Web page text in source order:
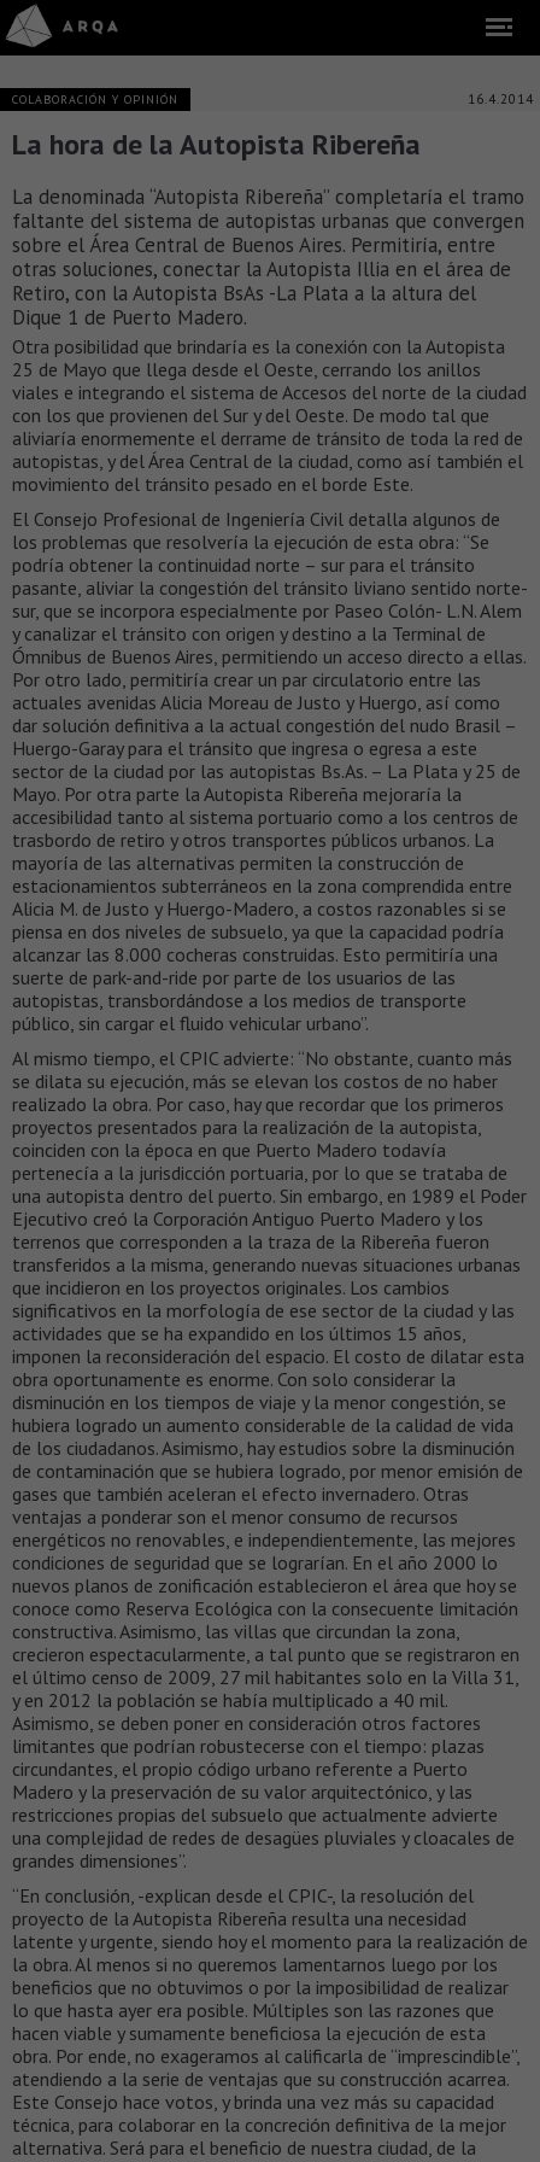
COLABORACIÓN Y OPINIÓN 16.4.2014
La hora de la Autopista Ribereña
La denominada “Autopista Ribereña” completaría el tramo
faltante del sistema de autopistas urbanas que convergen
sobre el Área Central de Buenos Aires. Permitiría, entre
otras soluciones, conectar la Autopista Illia en el área de
Retiro, con la Autopista BsAs -La Plata a la altura del
Dique 1 de Puerto Madero.
Otra posibilidad que brindaría es la conexión con la Autopista
25 de Mayo que llega desde el Oeste, cerrando los anillos
viales e integrando el sistema de Accesos del norte de la ciudad
con los que provienen del Sur y del Oeste. De modo tal que
aliviaría enormemente el derrame de tránsito de toda la red de
autopistas, y del Área Central de la ciudad, como así también el
movimiento del tránsito pesado en el borde Este.
El Consejo Profesional de Ingeniería Civil detalla algunos de
los problemas que resolvería la ejecución de esta obra: “Se
podría obtener la continuidad norte – sur para el tránsito
pasante, aliviar la congestión del tránsito liviano sentido norte-
sur, que se incorpora especialmente por Paseo Colón- L.N. Alem
y canalizar el tránsito con origen y destino a la Terminal de
Ómnibus de Buenos Aires, permitiendo un acceso directo a ellas.
Por otro lado, permitiría crear un par circulatorio entre las
actuales avenidas Alicia Moreau de Justo y Huergo, así como
dar solución definitiva a la actual congestión del nudo Brasil –
Huergo-Garay para el tránsito que ingresa o egresa a este
sector de la ciudad por las autopistas Bs.As. – La Plata y 25 de
Mayo. Por otra parte la Autopista Ribereña mejoraría la
accesibilidad tanto al sistema portuario como a los centros de
trasbordo de retiro y otros transportes públicos urbanos. La
mayoría de las alternativas permiten la construcción de
estacionamientos subterráneos en la zona comprendida entre
Alicia M. de Justo y Huergo-Madero, a costos razonables si se
piensa en dos niveles de subsuelo, ya que la capacidad podría
alcanzar las 8.000 cocheras construidas. Esto permitiría una
suerte de park-and-ride por parte de los usuarios de las
autopistas, transbordándose a los medios de transporte
público, sin cargar el fluido vehicular urbano”.
Al mismo tiempo, el CPIC advierte: “No obstante, cuanto más
se dilata su ejecución, más se elevan los costos de no haber
realizado la obra. Por caso, hay que recordar que los primeros
proyectos presentados para la realización de la autopista,
coinciden con la época en que Puerto Madero todavía
pertenecía a la jurisdicción portuaria, por lo que se trataba de
una autopista dentro del puerto. Sin embargo, en 1989 el Poder
Ejecutivo creó la Corporación Antiguo Puerto Madero y los
terrenos que corresponden a la traza de la Ribereña fueron
transferidos a la misma, generando nuevas situaciones urbanas
que incidieron en los proyectos originales. Los cambios
significativos en la morfología de ese sector de la ciudad y las
actividades que se ha expandido en los últimos 15 años,
imponen la reconsideración del espacio. El costo de dilatar esta
obra oportunamente es enorme. Con solo considerar la
disminución en los tiempos de viaje y la menor congestión, se
hubiera logrado un aumento considerable de la calidad de vida
de los ciudadanos. Asimismo, hay estudios sobre la disminución
de contaminación que se hubiera logrado, por menor emisión de
gases que también aceleran el efecto invernadero. Otras
ventajas a ponderar son el menor consumo de recursos
energéticos no renovables, e independientemente, las mejores
condiciones de seguridad que se lograrían. En el año 2000 lo
nuevos planos de zonificación establecieron el área que hoy se
conoce como Reserva Ecológica con la consecuente limitación
constructiva. Asimismo, las villas que circundan la zona,
crecieron espectacularmente, a tal punto que se registraron en
el último censo de 2009, 27 mil habitantes solo en la Villa 31,
y en 2012 la población se había multiplicado a 40 mil.
Asimismo, se deben poner en consideración otros factores
limitantes que podrían robustecerse con el tiempo: plazas
circundantes, el propio código urbano referente a Puerto
Madero y la preservación de su valor arquitectónico, y las
restricciones propias del subsuelo que actualmente advierte
una complejidad de redes de desagües pluviales y cloacales de
grandes dimensiones”.
“En conclusión, -explican desde el CPIC-, la resolución del
proyecto de la Autopista Ribereña resulta una necesidad
latente y urgente, siendo hoy el momento para la realización de
la obra. Al menos si no queremos lamentarnos luego por los
beneficios que no obtuvimos o por la imposibilidad de realizar
lo que hasta ayer era posible. Múltiples son las razones que
hacen viable y sumamente beneficiosa la ejecución de esta
obra. Por ende, no exageramos al calificarla de “imprescindible”,
atendiendo a la serie de ventajas que su construcción acarrea.
Este Consejo hace votos, y brinda una vez más su capacidad
técnica, para colaborar en la concreción definitiva de la mejor
alternativa. Será para el beneficio de nuestra ciudad, de la